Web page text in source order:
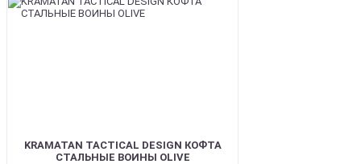
KRAMATAN TACTICAL DESIGN КОФТА
СТАЛЬНЫЕ ВОИНЫ OLIVE